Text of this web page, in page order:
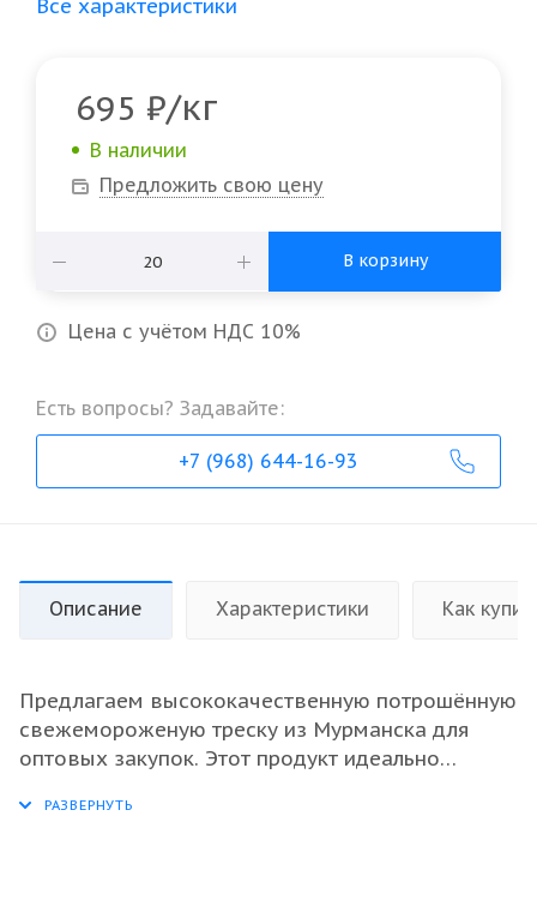
Все характеристики
695 ₽/кг
В наличии
Предложить свою цену
В корзину
Цена с учётом НДС 10%
Есть вопросы? Задавайте:
+7 (968) 644-16-93
Описание Характеристики Как
Предлагаем высококачественную потрошённую
свежемороженую треску из Мурманска для
оптовых закупок. Этот продукт идеально
магазинов и перерабатывающих предприятий.